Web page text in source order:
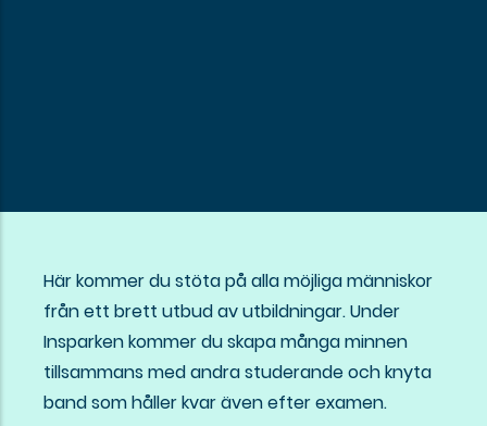
Här kommer du stöta på alla möjliga människor
från ett brett utbud av utbildningar. Under
Insparken kommer du skapa många minnen
tillsammans med andra studerande och knyta
band som håller kvar även efter examen.